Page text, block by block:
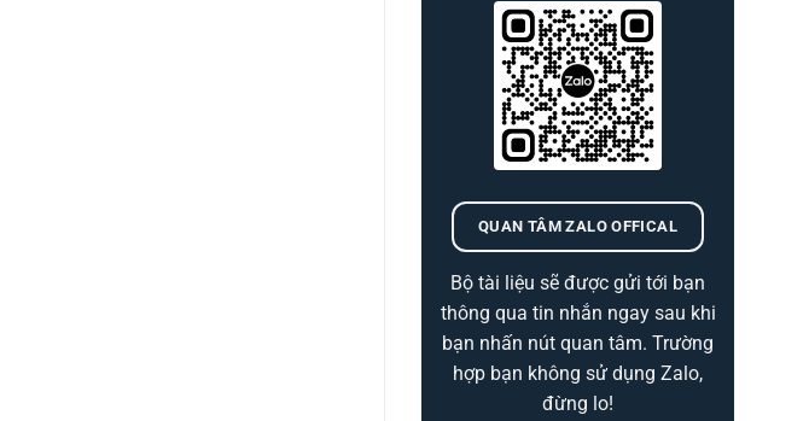
QUAN TÂM ZALO OFFICAL
Bộ tài liệu sẽ được gửi tới bạn
thông qua tin nhắn ngay sau khi
bạn nhấn nút quan tâm. Trường
hợp bạn không sử dụng Zalo,
đừng lo!